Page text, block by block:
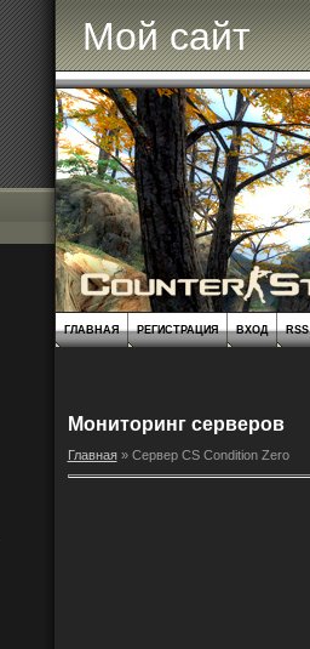
Мой сайт
ГЛАВНАЯ РЕГИСТРАЦИЯ ВХОД RSS
Мониторинг серверов
Главная» Сервер CS Condition Zero